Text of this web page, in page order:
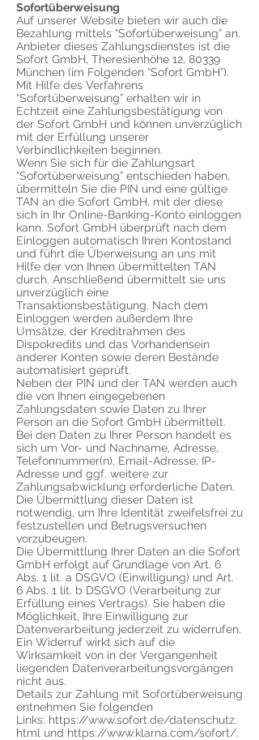
Sofortüberweisung
Auf unserer Website bieten wir auch die
Bezahlung mittels “Sofortüberweisung” an.
Anbieter dieses Zahlungsdienstes ist die
Sofort GmbH, Theresienhöhe 12, 80339
München (im Folgenden “Sofort GmbH”).
Mit Hilfe des Verfahrens
“Sofortüberweisung” erhalten wir in
Echtzeit eine Zahlungsbestätigung von
der Sofort GmbH und können unverzüglich
mit der Erfüllung unserer
Verbindlichkeiten beginnen.
Wenn Sie sich für die Zahlungsart
“Sofortüberweisung” entschieden haben,
übermitteln Sie die PIN und eine gültige
TAN an die Sofort GmbH, mit der diese
sich in Ihr Online-Banking-Konto einloggen
kann. Sofort GmbH überprüft nach dem
Einloggen automatisch Ihren Kontostand
und führt die Überweisung an uns mit
Hilfe der von Ihnen übermittelten TAN
durch. Anschließend übermittelt sie uns
unverzüglich eine
Transaktionsbestätigung. Nach dem
Einloggen werden außerdem Ihre
Umsätze, der Kreditrahmen des
Dispokredits und das Vorhandensein
anderer Konten sowie deren Bestände
automatisiert geprüft.
Neben der PIN und der TAN werden auch
die von Ihnen eingegebenen
Zahlungsdaten sowie Daten zu Ihrer
Person an die Sofort GmbH übermittelt.
Bei den Daten zu Ihrer Person handelt es
sich um Vor- und Nachname, Adresse,
Telefonnummer(n), Email-Adresse, IP-
Adresse und ggf. weitere zur
Zahlungsabwicklung erforderliche Daten.
Die Übermittlung dieser Daten ist
notwendig, um Ihre Identität zweifelsfrei zu
festzustellen und Betrugsversuchen
vorzubeugen.
Die Übermittlung Ihrer Daten an die Sofort
GmbH erfolgt auf Grundlage von Art. 6
Abs. 1 lit. a DSGVO (Einwilligung) und Art.
6 Abs. 1 lit. b DSGVO (Verarbeitung zur
Erfüllung eines Vertrags). Sie haben die
Möglichkeit, Ihre Einwilligung zur
Datenverarbeitung jederzeit zu widerrufen.
Ein Widerruf wirkt sich auf die
Wirksamkeit von in der Vergangenheit
liegenden Datenverarbeitungsvorgängen
nicht aus.
Details zur Zahlung mit Sofortüberweisung
entnehmen Sie folgenden
Links: https://www.sofort.de/datenschutz.
html und https://www.klarna.com/sofort/.